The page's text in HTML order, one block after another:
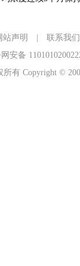
站声明
联系我们
安备
有 Copyright ©